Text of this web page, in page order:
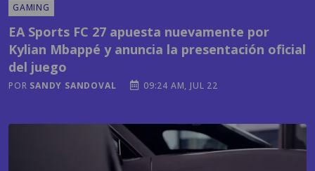
GAMING
EA Sports FC 27 apuesta nuevamente por
Kylian Mbappé y anuncia la presentación oficial
del juego
POR SANDY SANDOVAL 09:24 AM, JUL 22